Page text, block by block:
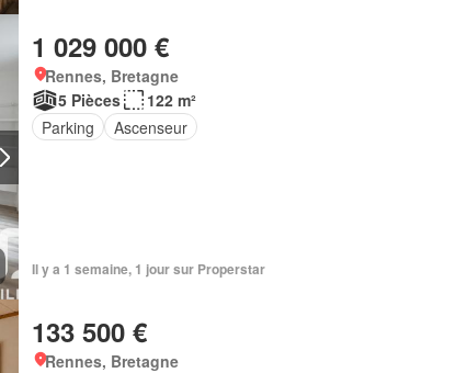
1 029 000 €
Rennes, Bretagne
5 Pièces
122 m²
Parking
Ascenseur
Il y a 1 semaine, 1 jour sur Properstar
133 500 €
Rennes, Bretagne